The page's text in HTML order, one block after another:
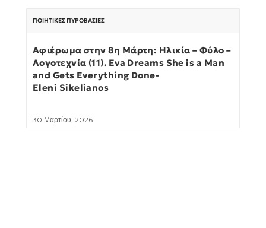
ΠΟΙΗΤΙΚΈΣ ΠΥΡΟΒΑΣΊΕΣ
Αφιέρωμα στην 8η Μάρτη: Ηλικία – Φύλο –
Λογοτεχνία (11). Eva Dreams She is a Man
and Gets Everything Done-
Eleni Sikelianos
30 Μαρτίου, 2026